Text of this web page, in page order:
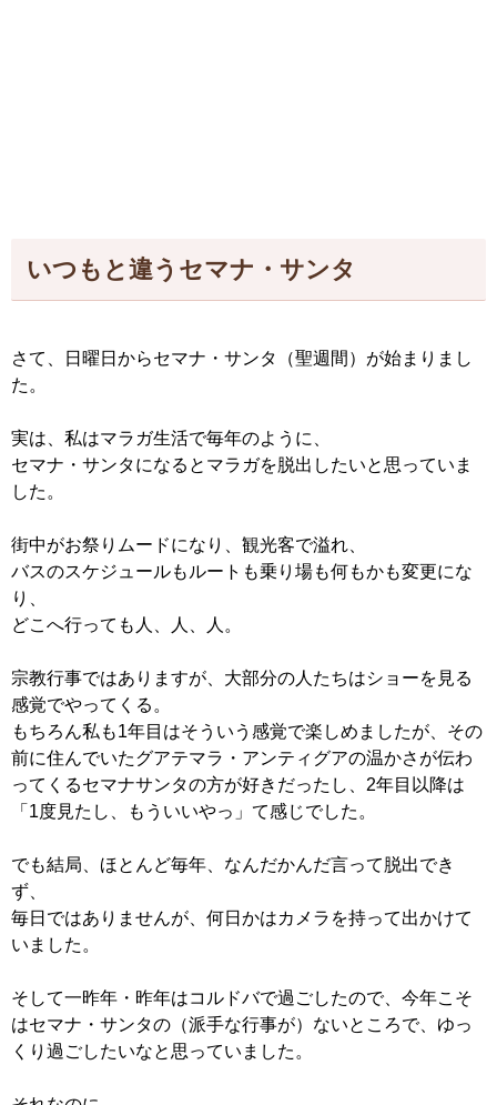
いつもと違うセマナ・サンタ
さて、日曜日からセマナ・サンタ（聖週間）が始まりまし
た。
実は、私はマラガ生活で毎年のように、
セマナ・サンタになるとマラガを脱出したいと思っていま
した。
街中がお祭りムードになり、観光客で溢れ、
バスのスケジュールもルートも乗り場も何もかも変更にな
り、
どこへ行っても人、人、人。
宗教行事ではありますが、大部分の人たちはショーを見る
感覚でやってくる。
もちろん私も1年目はそういう感覚で楽しめましたが、その
前に住んでいたグアテマラ・アンティグアの温かさが伝わ
ってくるセマナサンタの方が好きだったし、2年目以降は
「1度見たし、もういいやっ」て感じでした。
でも結局、ほとんど毎年、なんだかんだ言って脱出でき
ず、
毎日ではありませんが、何日かはカメラを持って出かけて
いました。
そして一昨年・昨年はコルドバで過ごしたので、今年こそ
はセマナ・サンタの（派手な行事が）ないところで、ゆっ
くり過ごしたいなと思っていました。